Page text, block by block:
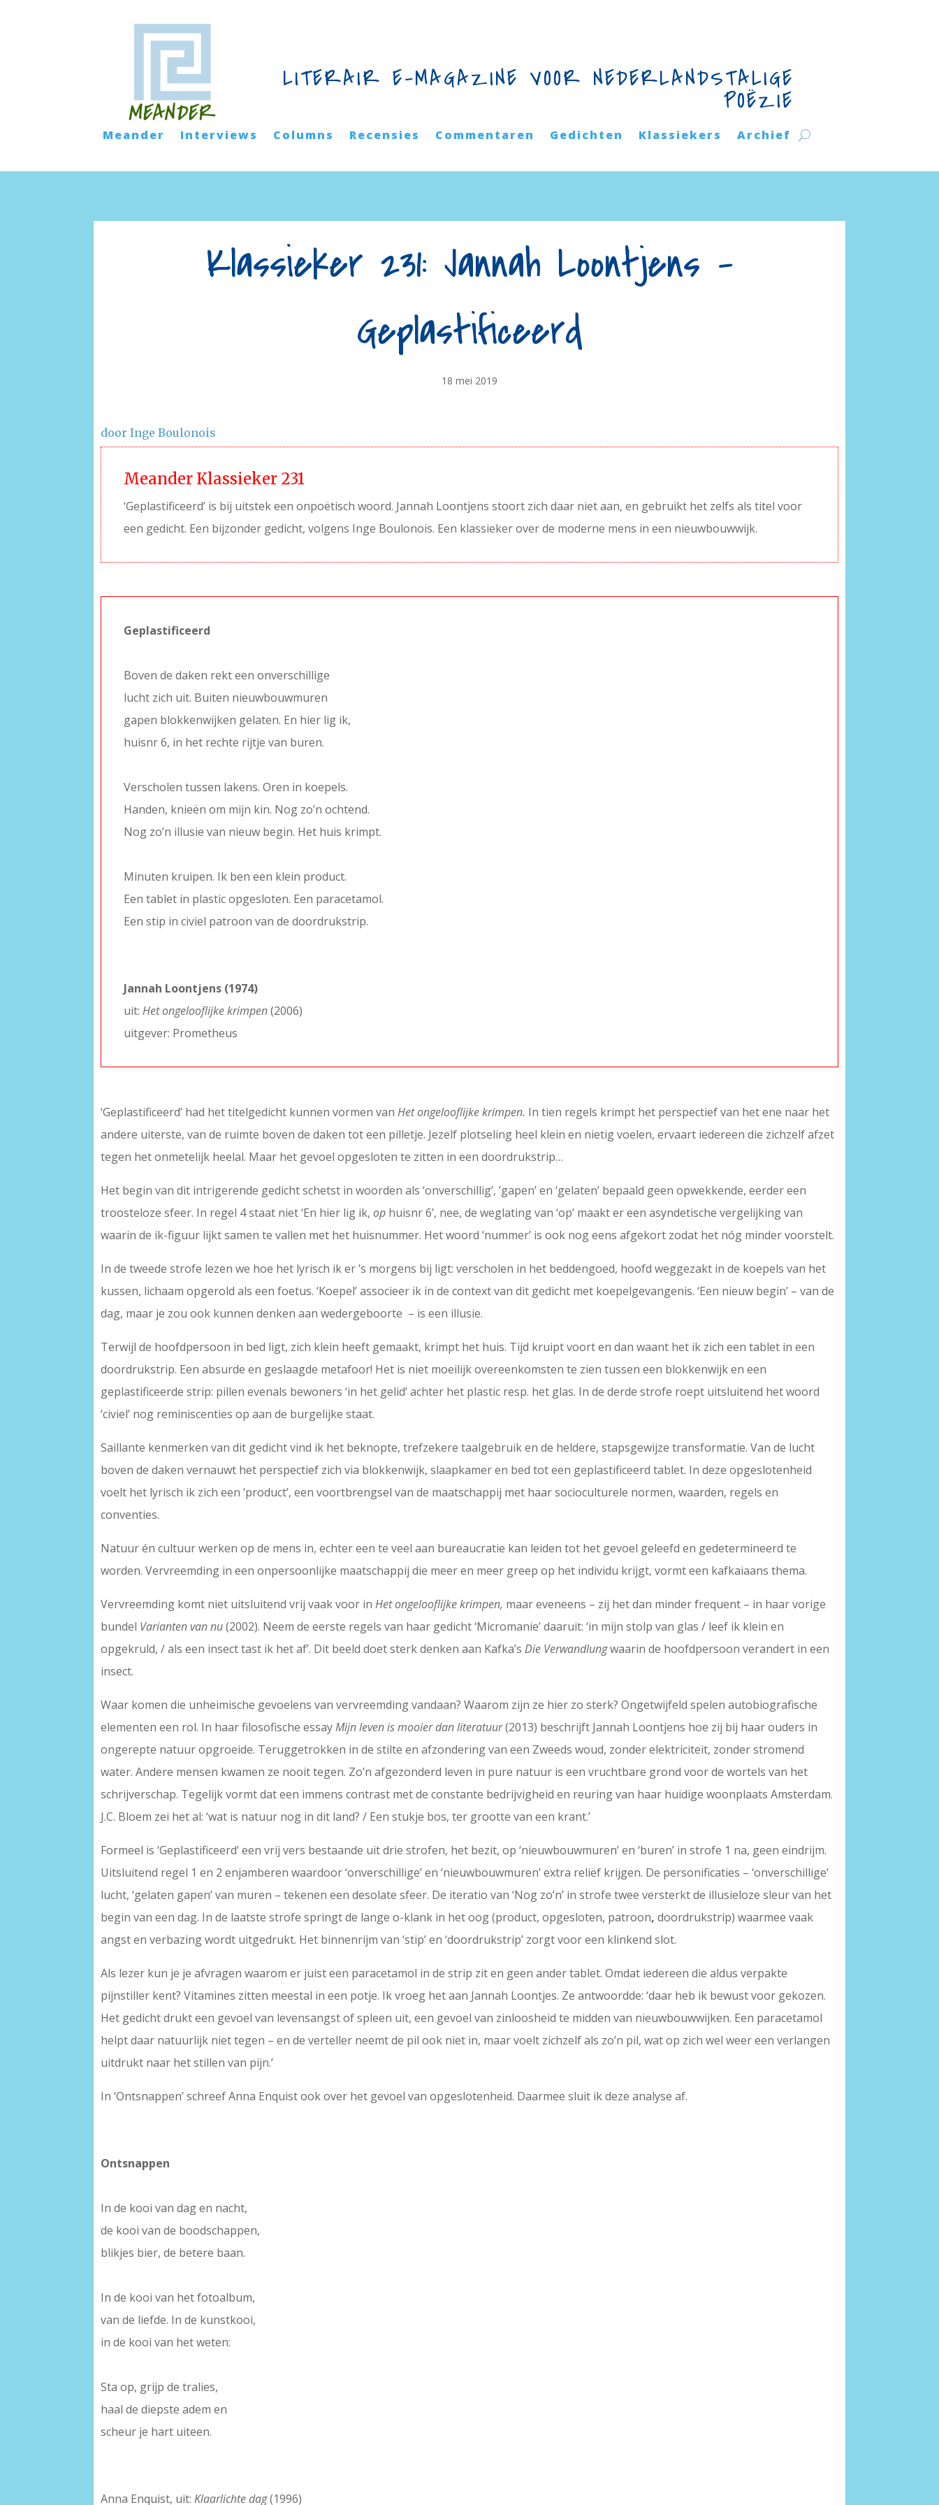
LITERAIR E-MAGAZINE VOOR NEDERLANDSTALIGE
POËZIE
Meander Interviews Columns Recensies Commentaren Gedichten Klassiekers Archief
Klassieker 231: Jannah Loontjens –
Geplastificeerd
18 mei 2019
door Inge Boulonois
Meander Klassieker 231
‘Geplastificeerd’ is bij uitstek een onpoëtisch woord. Jannah Loontjens stoort zich daar niet aan, en gebruikt het zelfs als titel voor
een gedicht. Een bijzonder gedicht, volgens Inge Boulonois. Een klassieker over de moderne mens in een nieuwbouwwijk.
Geplastificeerd
Boven de daken rekt een onverschillige
lucht zich uit. Buiten nieuwbouwmuren
gapen blokkenwijken gelaten. En hier lig ik,
huisnr 6, in het rechte rijtje van buren.
Verscholen tussen lakens. Oren in koepels.
Handen, knieën om mijn kin. Nog zo’n ochtend.
Nog zo’n illusie van nieuw begin. Het huis krimpt.
Minuten kruipen. Ik ben een klein product.
Een tablet in plastic opgesloten. Een paracetamol.
Een stip in civiel patroon van de doordrukstrip.
Jannah Loontjens (1974)
uit:Het ongelooflijke krimpen(2006)
uitgever: Prometheus
‘Geplastificeerd’ had het titelgedicht kunnen vormen vanHet ongelooflijke krimpen. In tien regels krimpt het perspectief van het ene naar het
andere uiterste, van de ruimte boven de daken tot een pilletje. Jezelf plotseling heel klein en nietig voelen, ervaart iedereen die zichzelf afzet
tegen het onmetelijk heelal. Maar het gevoel opgesloten te zitten in een doordrukstrip…
Het begin van dit intrigerende gedicht schetst in woorden als ‘onverschillig’, ’gapen’ en ‘gelaten’ bepaald geen opwekkende, eerder een
troosteloze sfeer. In regel 4 staat niet ‘En hier lig ik,op huisnr 6’, nee, de weglating van ‘op’ maakt er een asyndetische vergelijking van
waarin de ik-figuur lijkt samen te vallen met het huisnummer. Het woord ‘nummer’ is ook nog eens afgekort zodat het nóg minder voorstelt.
In de tweede strofe lezen we hoe het lyrisch ik er ’s morgens bij ligt: verscholen in het beddengoed, hoofd weggezakt in de koepels van het
kussen, lichaam opgerold als een foetus. ‘Koepel’ associeer ik in de context van dit gedicht met koepelgevangenis. ‘Een nieuw begin’ – van de
dag, maar je zou ook kunnen denken aan wedergeboorte – is een illusie.
Terwijl de hoofdpersoon in bed ligt, zich klein heeft gemaakt, krimpt het huis. Tijd kruipt voort en dan waant het ik zich een tablet in een
doordrukstrip. Een absurde en geslaagde metafoor! Het is niet moeilijk overeenkomsten te zien tussen een blokkenwijk en een
geplastificeerde strip: pillen evenals bewoners ‘in het gelid’ achter het plastic resp. het glas. In de derde strofe roept uitsluitend het woord
‘civiel’ nog reminiscenties op aan de burgelijke staat.
Saillante kenmerken van dit gedicht vind ik het beknopte, trefzekere taalgebruik en de heldere, stapsgewijze transformatie. Van de lucht
boven de daken vernauwt het perspectief zich via blokkenwijk, slaapkamer en bed tot een geplastificeerd tablet. In deze opgeslotenheid
voelt het lyrisch ik zich een ‘product’, een voortbrengsel van de maatschappij met haar socioculturele normen, waarden, regels en
conventies.
Natuur én cultuur werken op de mens in, echter een te veel aan bureaucratie kan leiden tot het gevoel geleefd en gedetermineerd te
worden. Vervreemding in een onpersoonlijke maatschappij die meer en meer greep op het individu krijgt, vormt een kafkaiaans thema.
Vervreemding komt niet uitsluitend vrij vaak voor inHet ongelooflijke krimpen, maar eveneens – zij het dan minder frequent – in haar vorige
bundel Varianten van nu(2002). Neem de eerste regels van haar gedicht ‘Micromanie’ daaruit: ‘in mijn stolp van glas / leef ik klein en
opgekruld, / als een insect tast ik het af’. Dit beeld doet sterk denken aan Kafka’sDie Verwandlungwaarin de hoofdpersoon verandert in een
insect.
Waar komen die unheimische gevoelens van vervreemding vandaan? Waarom zijn ze hier zo sterk? Ongetwijfeld spelen autobiografische
elementen een rol. In haar filosofische essayMijn leven is mooier dan literatuur(2013) beschrijft Jannah Loontjens hoe zij bij haar ouders in
ongerepte natuur opgroeide. Teruggetrokken in de stilte en afzondering van een Zweeds woud, zonder elektriciteit, zonder stromend
water. Andere mensen kwamen ze nooit tegen. Zo’n afgezonderd leven in pure natuur is een vruchtbare grond voor de wortels van het
schrijverschap. Tegelijk vormt dat een immens contrast met de constante bedrijvigheid en reuring van haar huidige woonplaats Amsterdam.
J.C. Bloem zei het al: ‘wat is natuur nog in dit land? / Een stukje bos, ter grootte van een krant.’
Formeel is ‘Geplastificeerd‘ een vrij vers bestaande uit drie strofen, het bezit, op ‘nieuwbouwmuren’ en ‘buren’ in strofe 1 na, geen eindrijm.
Uitsluitend regel 1 en 2 enjamberen waardoor ‘onverschillige’ en ‘nieuwbouwmuren’ extra reliëf krijgen. De personificaties – ‘onverschillige’
lucht, ‘gelaten gapen’ van muren – tekenen een desolate sfeer. De iteratio van ‘Nog zo’n’ in strofe twee versterkt de illusieloze sleur van het
begin van een dag. In de laatste strofe springt de lange o-klank in het oog (product, opgesloten, patroon,doordrukstrip) waarmee vaak
angst en verbazing wordt uitgedrukt. Het binnenrijm van ‘stip’ en ‘doordrukstrip’ zorgt voor een klinkend slot.
Als lezer kun je je afvragen waarom er juist een paracetamol in de strip zit en geen ander tablet. Omdat iedereen die aldus verpakte
pijnstiller kent? Vitamines zitten meestal in een potje. Ik vroeg het aan Jannah Loontjes. Ze antwoordde: ‘daar heb ik bewust voor gekozen.
Het gedicht drukt een gevoel van levensangst of spleen uit, een gevoel van zinloosheid te midden van nieuwbouwwijken. Een paracetamol
helpt daar natuurlijk niet tegen – en de verteller neemt de pil ook niet in, maar voelt zichzelf als zo’n pil, wat op zich wel weer een verlangen
uitdrukt naar het stillen van pijn.’
In ‘Ontsnappen’ schreef Anna Enquist ook over het gevoel van opgeslotenheid. Daarmee sluit ik deze analyse af.
Ontsnappen
In de kooi van dag en nacht,
de kooi van de boodschappen,
blikjes bier, de betere baan.
In de kooi van het fotoalbum,
van de liefde. In de kunstkooi,
in de kooi van het weten:
Sta op, grijp de tralies,
haal de diepste adem en
scheur je hart uiteen.
Anna Enquist, uit:Klaarlichte dag(1996)